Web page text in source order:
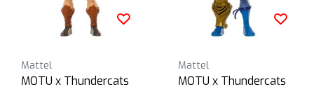
Mattel
MOTU x Thundercats
Mattel
MOTU x Thundercats